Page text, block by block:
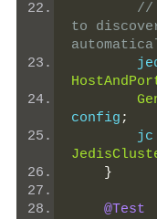
//
to
config ;
        jc
}
@Test